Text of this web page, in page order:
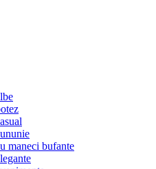
maneci bufante